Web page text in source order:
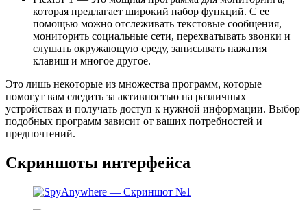
которая предлагает широкий набор функций. С ее
помощью можно отслеживать текстовые сообщения,
мониторить социальные сети, перехватывать звонки и
слушать окружающую среду, записывать нажатия
клавиш и многое другое.
Это лишь некоторые из множества программ, которые
помогут вам следить за активностью на различных
устройствах и получать доступ к нужной информации. Выбор
подобных программ зависит от ваших потребностей и
предпочтений.
Скриншоты интерфейса